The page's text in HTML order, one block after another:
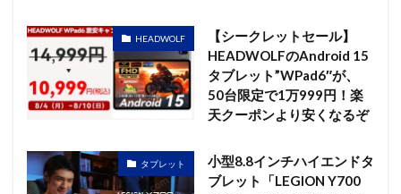
HEADWOLF
【シークレットセール】
HEADWOLFのAndroid 15
タブレット”WPad6″が、
50台限定で1万999円！楽
天クーポンより安くなるぞ
タブレット
小型8.8インチハイエンドタ
ブレット「LEGION Y700